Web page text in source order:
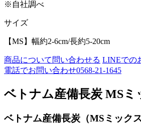
※自社調べ
サイズ
【MS】幅約2-6cm/長約5-20cm
商品について問い合わせる LINEでの
電話でお問い合わせ0568-21-1645
ベトナム産備長炭 MS
ベトナム産備長炭（MSミック